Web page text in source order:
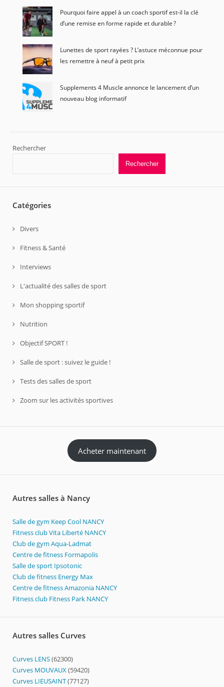
Pourquoi faire appel à un coach sportif est-il la clé
d’une remise en forme rapide et durable ?
Lunettes de sport rayées ? L’astuce méconnue pour
les remettre à neuf à petit prix
Supplements 4 Muscle annonce le lancement d’un
nouveau blog informatif
Rechercher
Rechercher
Catégories
Divers
Fitness & Santé
Interviews
L'actualité des salles de sport
Mon shopping sportif
Nutrition
Objectif SPORT !
Salle de sport : suivez le guide !
Tests des salles de sport
Zoom sur les activités sportives
Acheter maintenant
Autres salles à Nancy
Salle de gym Keep Cool NANCY
Fitness club Vita Liberté NANCY
Club de gym Aqua-Ladmat
Centre de fitness Formapolis
Salle de sport Ipsotonic
Club de fitness Energy Max
Centre de fitness Amazonia NANCY
Fitness club Fitness Park NANCY
Autres salles Curves
Curves LENS(62300)
Curves MOUVAUX(59420)
Curves LIEUSAINT(77127)